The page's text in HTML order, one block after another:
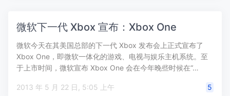
微软下一代 Xbox 宣布：Xbox One
微软今天在其美国总部的下一代 Xbox 发布会上正式宣布了
Xbox One，即微软一体化的游戏、电视与娱乐主机系统。至
于上市时间，微软宣布 Xbox One 会在今年晚些时候在“…
2013 年 5 月 22 日, 5:05 上午 5